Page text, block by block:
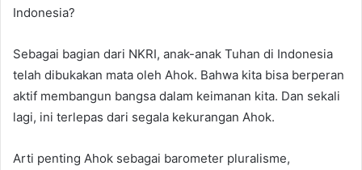
Indonesia?
Sebagai bagian dari NKRI, anak-anak Tuhan di Indonesia
telah dibukakan mata oleh Ahok. Bahwa kita bisa berperan
aktif membangun bangsa dalam keimanan kita. Dan sekali
lagi, ini terlepas dari segala kekurangan Ahok.
Arti penting Ahok sebagai barometer pluralisme,